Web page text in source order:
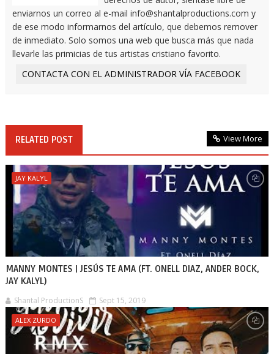
enviarnos un correo al e-mail info@shantalproductions.com y
de ese modo informarnos del artículo, que debemos remover
de inmediato. Solo somos una web que busca más que nada
llevarle las primicias de tus artistas cristiano favorito.
CONTACTA CON EL ADMINISTRADOR VÍA FACEBOOK
RELATED POST View More
JAY KALYL
MANNY MONTES | JESÚS TE AMA (FT. ONELL DIAZ, ANDER BOCK,
JAY KALYL)
Shantal ProductionS Sept 15, 2019
ALEX ZURDO